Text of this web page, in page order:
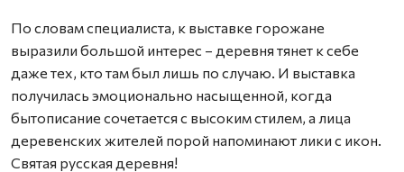
По словам специалиста, к выставке горожане
выразили большой интерес – деревня тянет к себе
даже тех, кто там был лишь по случаю. И выставка
получилась эмоционально насыщенной, когда
бытописание сочетается с высоким стилем, а лица
деревенских жителей порой напоминают лики с икон.
Святая русская деревня!